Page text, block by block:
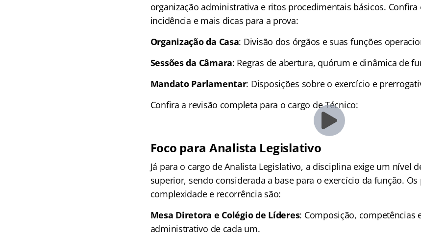
organização administrativa e ritos procedimentais básicos.
incidência e mais dicas para a prova:
Organização da Casa: Divisão dos órgãos e suas funções
Sessões da Câmara: Regras de abertura, quórum e dinâmica de
Mandato Parlamentar: Disposições sobre o exercício e
Confira a revisão completa para o cargo de Técnico:
Foco para Analista Legislativo
Já para o cargo de Analista Legislativo, a disciplina exige um nível
superior, sendo considerada a base para o exercício da função.
complexidade e recorrência são:
Mesa Diretora e Colégio de Líderes: Composição, competências
administrativo de cada um.